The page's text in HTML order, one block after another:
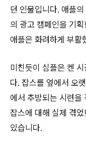
던 인물입니다. 애플
의 광고 캠페인을 기
애플은 화려하게 부활
미친듯이 심플은 켄
다. 잡스를 옆에서 오
에서 추방되는 시련을
잡스에 대해 실제 겪
있습니다.